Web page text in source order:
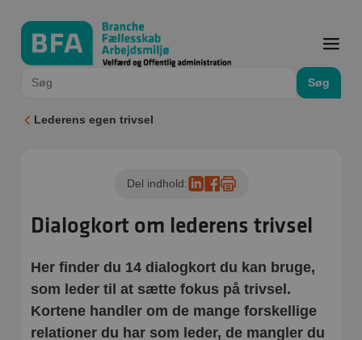
Søg
Lederens egen trivsel
Dialogkort om lederens trivsel
Del indhold:
Her finder du 14 dialogkort du kan bruge,
som leder til at sætte fokus på trivsel.
Kortene handler om de mange forskellige
relationer du har som leder, de mangler du